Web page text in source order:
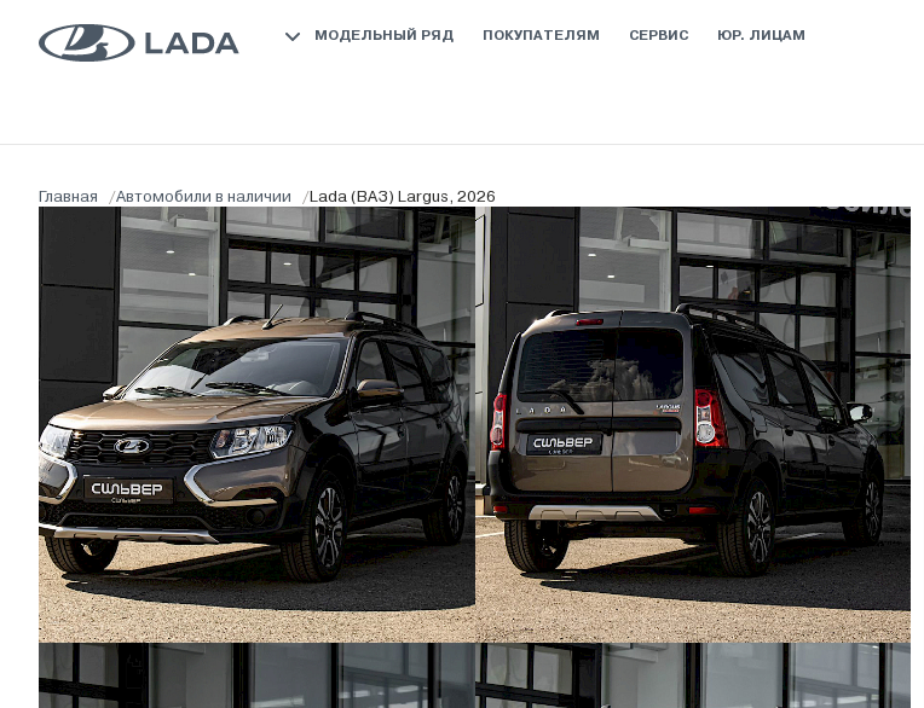
МОДЕЛЬНЫЙ РЯД ПОКУПАТЕЛЯМ СЕРВИС ЮР. ЛИЦАМ
Главная /Автомобили в наличии / Lada (ВАЗ) Largus, 2026